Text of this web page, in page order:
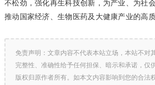
不松劲，强化再生科技创新，为产业、为社
推动国家经济、生物医药及大健康产业的高质
免责声明：文章内容不代表本站立场，本站不对
完整性、准确性给予任何担保、暗示和承诺，仅
版权归原作者所有。如本文内容影响到您的合法